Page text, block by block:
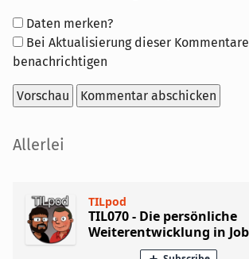
Formular-
Optionen
Daten merken?
Bei Aktualisierung dieser Kommentare
benachrichtigen
Seitenleiste
Allerlei